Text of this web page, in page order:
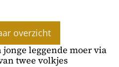
overzicht
leggende moer via
twee volkjes